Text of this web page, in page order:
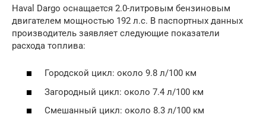
Haval Dargo оснащается 2.0-литровым бензиновым
двигателем мощностью 192 л.с. В паспортных данных
производитель заявляет следующие показатели
расхода топлива:
Городской цикл: около 9.8 л/100 км
Загородный цикл: около 7.4 л/100 км
Смешанный цикл: около 8.3 л/100 км